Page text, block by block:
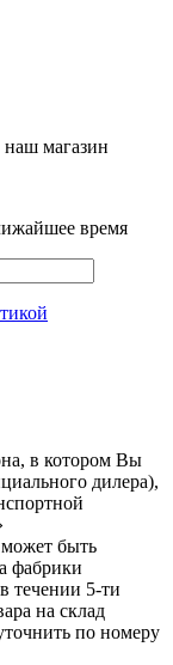
магазин
время
в котором Вы
дилера),
может быть
фабрики
течении 5-ти
на склад
по номеру